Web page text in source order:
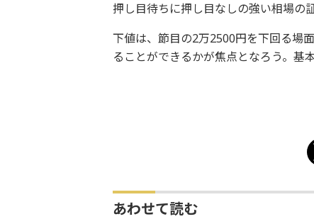
押し目待ちに押し目なしの強い相場の
下値は、節目の2万2500円を下回る場
ることができるかが焦点となろう。基
あわせて読む